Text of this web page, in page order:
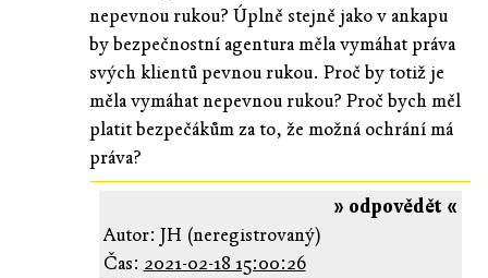
nepevnou rukou? Úplně stejně jako v ankapu
by bezpečnostní agentura měla vymáhat práva
svých klientů pevnou rukou. Proč by totiž je
měla vymáhat nepevnou rukou? Proč bych měl
platit bezpečákům za to, že možná ochrání má
práva?
» odpovědět «
Autor: JH (neregistrovaný)
Čas: 2021-02-18 15:00:26